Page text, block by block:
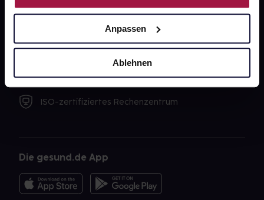
Anpassen
Ablehnen
Software Made in Germany
ISO-zertifiziertes Rechenzentrum
Die gesund.de App